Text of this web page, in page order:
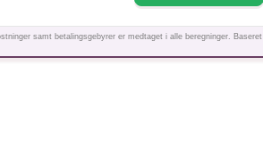
samt betalingsgebyrer er medtaget i alle beregninger. Baseret